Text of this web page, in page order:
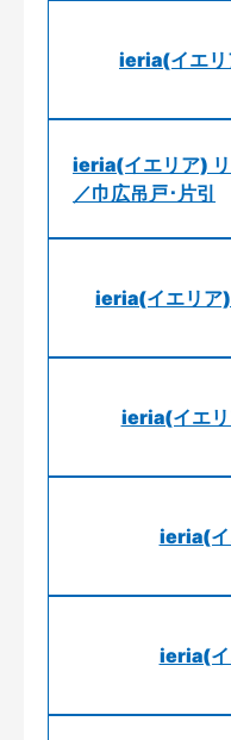
ieria(イエリ
ieria(イエリア) リ
／巾広吊戸･片引
ieria(イエリア)
ieria(イエリ
ieria(イ
ieria(イ